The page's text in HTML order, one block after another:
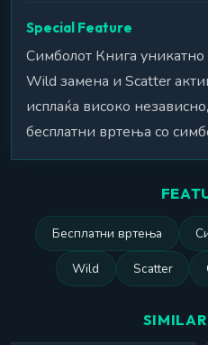
Special Feature
Симболот Книга
Wild замена и Scatter
исплаќа високо
бесплатни вртења со
Бесплатни вртења
Wild Scatter